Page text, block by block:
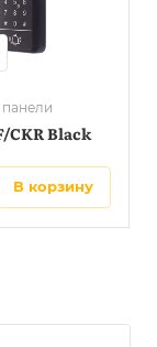
CKR Black
в корзину